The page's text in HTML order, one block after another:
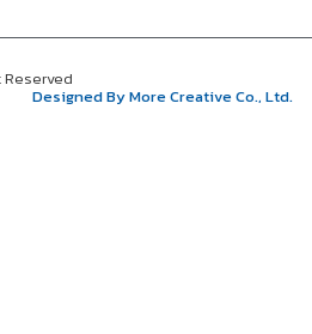
Designed By More Creative Co., Ltd.